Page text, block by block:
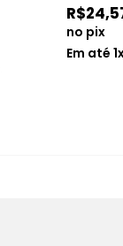
de 5
R$
no pix
Em até 1